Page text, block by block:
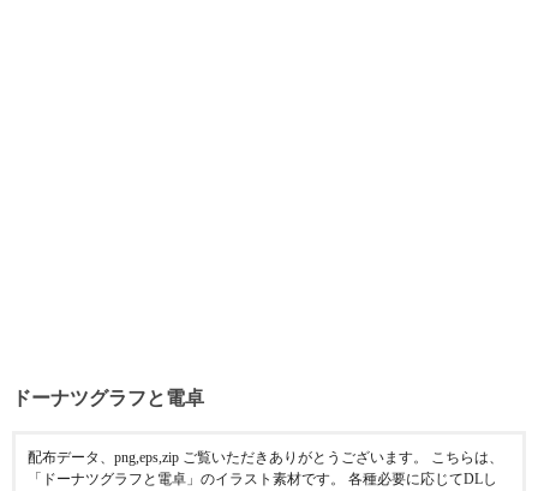
ドーナツグラフと電卓
配布データ、png,eps,zip ご覧いただきありがとうございます。 こちらは、
「ドーナツグラフと電卓」のイラスト素材です。 各種必要に応じてDLし